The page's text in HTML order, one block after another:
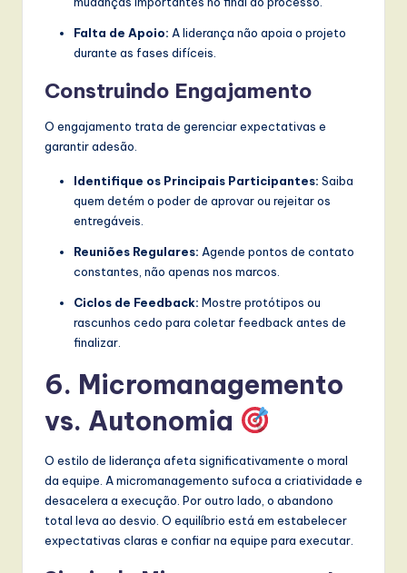
Falta de Apoio: A liderança não apoia o projeto
durante as fases difíceis.
Construindo Engajamento
O engajamento trata de gerenciar expectativas e
garantir adesão.
Identifique os Principais Participantes: Saiba
quem detém o poder de aprovar ou rejeitar os
entregáveis.
Reuniões Regulares: Agende pontos de contato
constantes, não apenas nos marcos.
Ciclos de Feedback: Mostre protótipos ou
rascunhos cedo para coletar feedback antes de
finalizar.
6. Micromanagemento
vs. Autonomia
O estilo de liderança afeta significativamente o moral
da equipe. A micromanagemento sufoca a criatividade e
desacelera a execução. Por outro lado, o abandono
total leva ao desvio. O equilíbrio está em estabelecer
expectativas claras e confiar na equipe para executar.